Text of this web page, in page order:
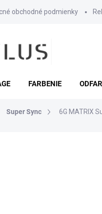
obchodné podmienky
FARBENIE
Super Sync 6G MATRIX